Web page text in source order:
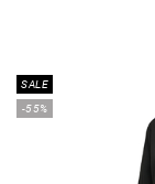
SALE
-55%